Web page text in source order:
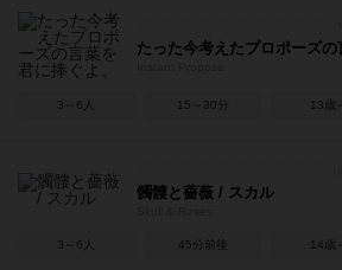
たった今考えたプロポーズの
3～6人 15～30分 13歳～
髑髏と薔薇 / スカル
3～6人 45分前後 14歳～